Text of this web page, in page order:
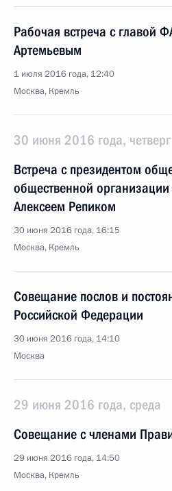
Рабочая встреча с главой
Артемьевым
1 июля 2016 года, 12:40
Москва, Кремль
30 июня 2016 года, четверг
Встреча с президентом
общественной организации
Алексеем Репиком
30 июня 2016 года, 16:15
Москва, Кремль
Совещание послов и
Российской Федерации
30 июня 2016 года, 14:10
Москва
29 июня 2016 года, среда
Совещание с членами
29 июня 2016 года, 14:50
Москва, Кремль